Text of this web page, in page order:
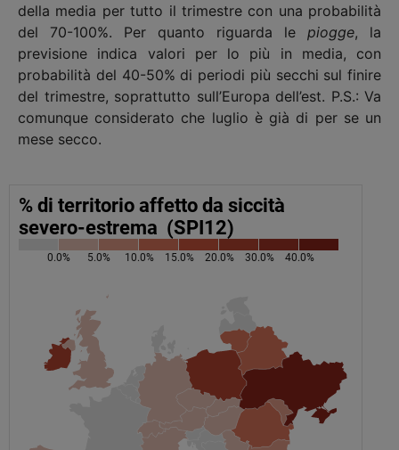
della media per tutto il trimestre con una probabilità
del 70-100%. Per quanto riguarda le piogge, la
previsione indica valori per lo più in media, con
probabilità del 40-50% di periodi più secchi sul finire
del trimestre, soprattutto sull’Europa dell’est. P.S.: Va
comunque considerato che luglio è già di per se un
mese secco.